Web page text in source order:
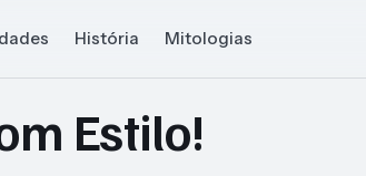
História Mitologias
Estilo!